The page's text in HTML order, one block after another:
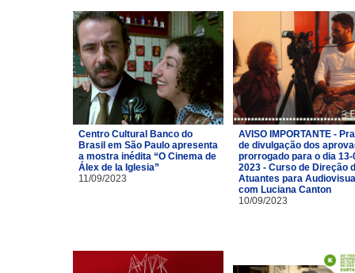
Centro Cultural Banco do
Brasil em São Paulo apresenta
a mostra inédita “O Cinema de
Álex de la Iglesia”
11/09/2023
AVISO IMPORTANTE -
de divulgação dos
prorrogado para o dia 13-
2023 - Curso de Direção
Atuantes para
com Luciana Canton
10/09/2023